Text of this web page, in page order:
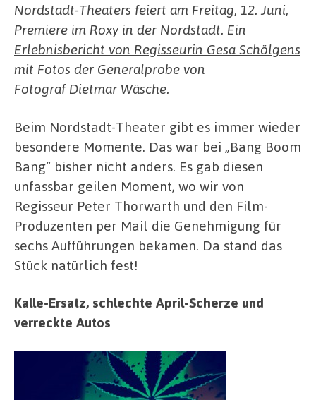
Nordstadt-Theaters feiert am Freitag, 12. Juni,
Premiere im Roxy in der Nordstadt. Ein
Erlebnisbericht von Regisseurin Gesa Schölgens
mit Fotos der Generalprobe von
Fotograf Dietmar Wäsche.
Beim Nordstadt-Theater gibt es immer wieder
besondere Momente. Das war bei „Bang Boom
Bang“ bisher nicht anders. Es gab diesen
unfassbar geilen Moment, wo wir von
Regisseur Peter Thorwarth und den Film-
Produzenten per Mail die Genehmigung für
sechs Aufführungen bekamen. Da stand das
Stück natürlich fest!
Kalle-Ersatz, schlechte April-Scherze und
verreckte Autos